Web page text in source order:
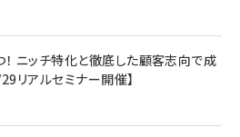
ニッチ特化と徹底した顧客志向で成
リアルセミナー開催】